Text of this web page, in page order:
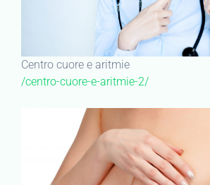
Centro cuore e aritmie
/centro-cuore-e-aritmie-2/